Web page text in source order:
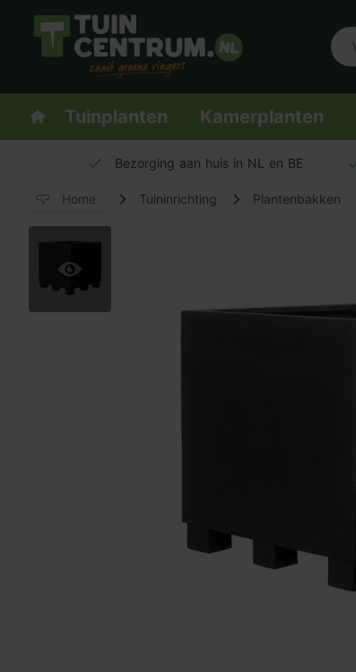
Logo Tuincentrum.nl
Homepage
Tuinplanten Kamerplanten
Bezorging aan huis in NL en BE
Home Tuininrichting Plantenbakken